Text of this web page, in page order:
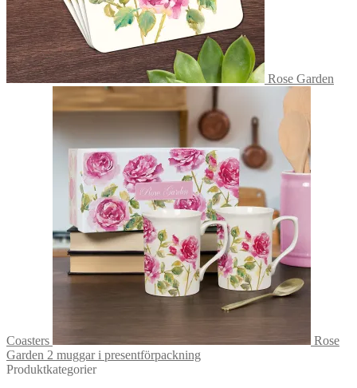
Rose Garden
Coasters
Rose
Garden 2 muggar i presentförpackning
Produktkategorier